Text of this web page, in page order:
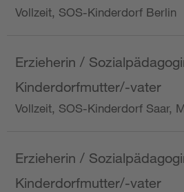
Vollzeit, SOS-Kinderdorf Berlin
Erzieherin /
Kinderdorfmutter/-vater
Vollzeit, SOS-Kinderdorf Saar,
Erzieherin /
Kinderdorfmutter/-vater